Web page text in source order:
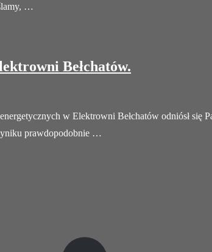
…
Bełchatów.
w Elektrowni Bełchatów odniósł się
prawdopodobnie …